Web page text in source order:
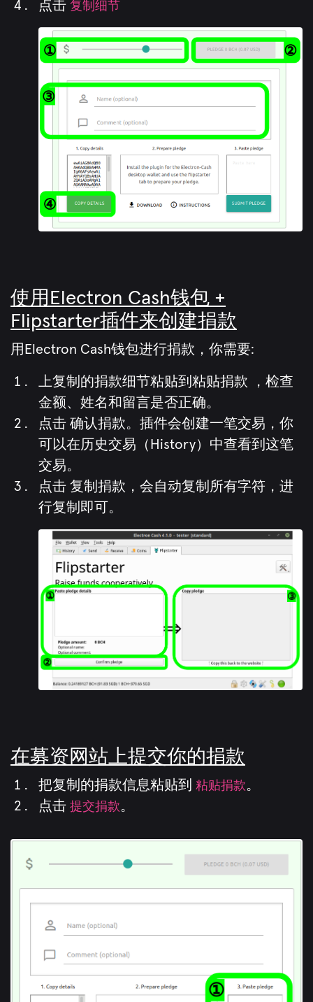
点击 复制细节
使用Electron Cash钱包 +
Flipstarter插件来创建捐款
用Electron Cash钱包进行捐款，你需要:
上复制的捐款细节粘贴到粘贴捐款 ，检查
金额、姓名和留言是否正确。
点击 确认捐款。插件会创建一笔交易，你
可以在历史交易（History）中查看到这笔
交易。
点击 复制捐款，会自动复制所有字符，进
行复制即可。
在募资网站上提交你的捐款
把复制的捐款信息粘贴到 粘贴捐款。
点击 提交捐款。